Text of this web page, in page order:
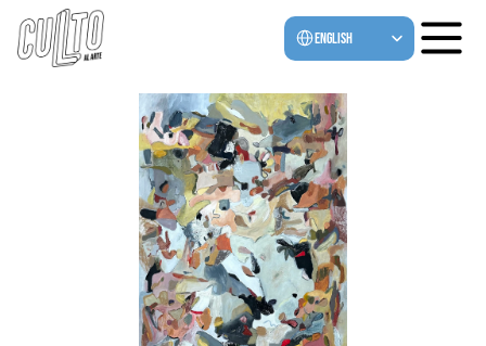
Select Language
English